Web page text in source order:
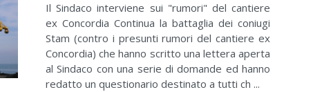
Il Sindaco interviene sui "rumori" del cantiere
ex Concordia Continua la battaglia dei coniugi
Stam (contro i presunti rumori del cantiere ex
Concordia) che hanno scritto una lettera aperta
al Sindaco con una serie di domande ed hanno
redatto un questionario destinato a tutti ch ...